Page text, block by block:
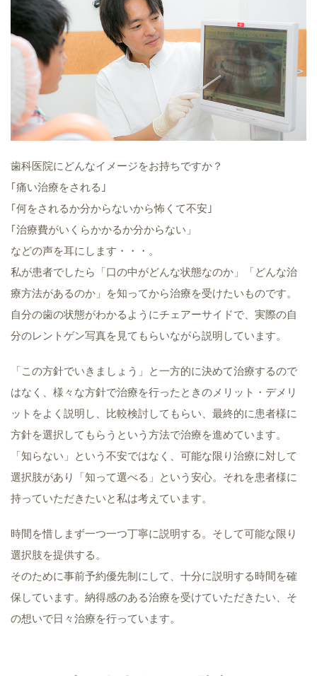
歯科医院にどんなイメージをお持ちですか？
｢痛い治療をされる｣
｢何をされるか分からないから怖くて不安｣
｢治療費がいくらかかるか分からない」
などの声を耳にします・・・。
私が患者でしたら「口の中がどんな状態なのか」「どんな治
療方法があるのか」を知ってから治療を受けたいものです。
自分の歯の状態がわかるようにチェアーサイドで、実際の自
分のレントゲン写真を見てもらいながら説明しています。
「この方針でいきましょう」と一方的に決めて治療するので
はなく、様々な方針で治療を行ったときのメリット・デメリ
ットをよく説明し、比較検討してもらい、最終的に患者様に
方針を選択してもらうという方法で治療を進めています。
「知らない」という不安ではなく、可能な限り治療に対して
選択肢があり「知って選べる」という安心。それを患者様に
持っていただきたいと私は考えています。
時間を惜しまず一つ一つ丁寧に説明する。そして可能な限り
選択肢を提供する。
そのために事前予約優先制にして、十分に説明する時間を確
保しています。納得感のある治療を受けていただきたい、そ
の想いで日々治療を行っています。